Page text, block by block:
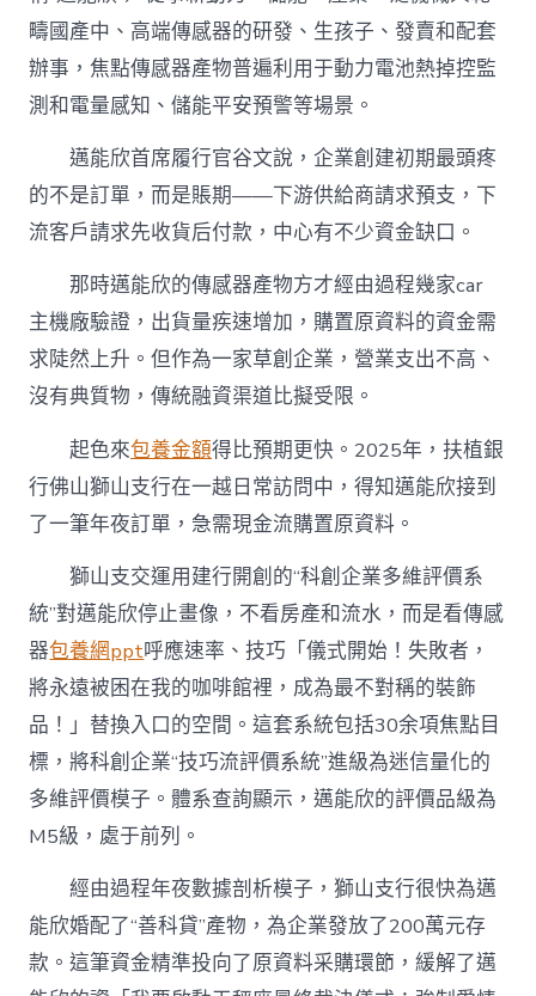
疇國產中、高端傳感器的研發、生孩子、發賣和配套
辦事，焦點傳感器產物普遍利用于動力電池熱掉控監
測和電量感知、儲能平安預警等場景。
邁能欣首席履行官谷文說，企業創建初期最頭疼
的不是訂單，而是賬期——下游供給商請求預支，下
流客戶請求先收貨后付款，中心有不少資金缺口。
那時邁能欣的傳感器產物方才經由過程幾家car
主機廠驗證，出貨量疾速增加，購置原資料的資金需
求陡然上升。但作為一家草創企業，營業支出不高、
沒有典質物，傳統融資渠道比擬受限。
起色來包養金額得比預期更快。2025年，扶植銀
行佛山獅山支行在一越日常訪問中，得知邁能欣接到
了一筆年夜訂單，急需現金流購置原資料。
獅山支交運用建行開創的“科創企業多維評價系
統”對邁能欣停止畫像，不看房產和流水，而是看傳感
器包養網ppt呼應速率、技巧「儀式開始！失敗者，
將永遠被困在我的咖啡館裡，成為最不對稱的裝飾
品！」替換入口的空間。這套系統包括30余項焦點目
標，將科創企業“技巧流評價系統”進級為迷信量化的
多維評價模子。體系查詢顯示，邁能欣的評價品級為
M5級，處于前列。
經由過程年夜數據剖析模子，獅山支行很快為邁
能欣婚配了“善科貸”產物，為企業發放了200萬元存
款。這筆資金精準投向了原資料采購環節，緩解了邁